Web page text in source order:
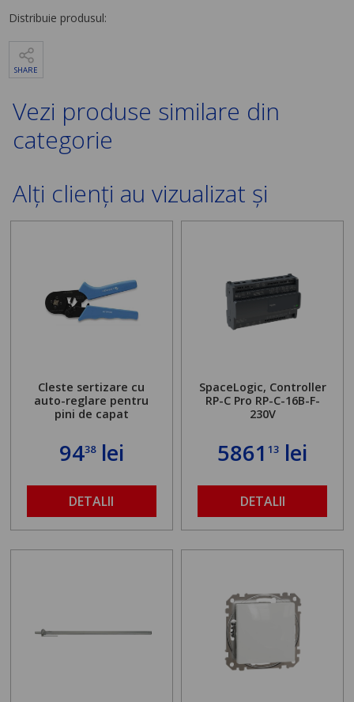
Distribuie produsul:
SHARE
Vezi produse similare din
categorie
Alți clienți au vizualizat și
Cleste sertizare cu
auto-reglare pentru
pini de capat
9438lei
DETALII
SpaceLogic, Controller
RP-C Pro RP-C-16B-F-
230V
586113 lei
DETALII